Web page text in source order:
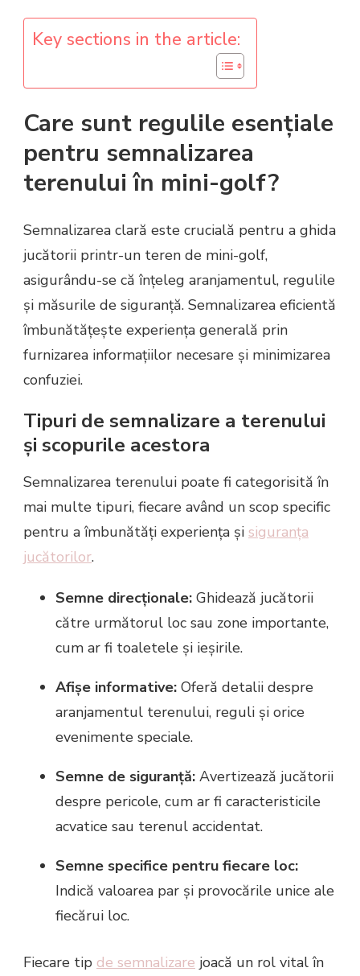
Key sections in the article:
Care sunt regulile esențiale
pentru semnalizarea
terenului în mini-golf?
Semnalizarea clară este crucială pentru a ghida
jucătorii printr-un teren de mini-golf,
asigurându-se că înțeleg aranjamentul, regulile
și măsurile de siguranță. Semnalizarea eficientă
îmbunătățește experiența generală prin
furnizarea informațiilor necesare și minimizarea
confuziei.
Tipuri de semnalizare a terenului
și scopurile acestora
Semnalizarea terenului poate fi categorisită în
mai multe tipuri, fiecare având un scop specific
pentru a îmbunătăți experiența și siguranța
jucătorilor.
Semne direcționale: Ghidează jucătorii
către următorul loc sau zone importante,
cum ar fi toaletele și ieșirile.
Afișe informative: Oferă detalii despre
aranjamentul terenului, reguli și orice
evenimente speciale.
Semne de siguranță: Avertizează jucătorii
despre pericole, cum ar fi caracteristicile
acvatice sau terenul accidentat.
Semne specifice pentru fiecare loc:
Indică valoarea par și provocările unice ale
fiecărui loc.
Fiecare tip de semnalizare joacă un rol vital în